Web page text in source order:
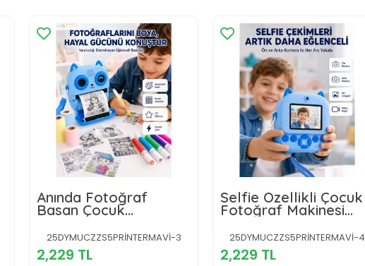
Anında Fotoğraf
Basan Çocuk
Kamerası Eğitici ve
Eğlenceli Termal
Yazıcılı
25DYMUCZZS5PRİNTERMAVİ-3
2,229 TL
Selfie Özellikli Çocuk
Fotoğraf Makinesi
Mürekkepsiz Termal
Baskı Teknolojisi
25DYMUCZZS5PRİNTERMAVİ-4
2,229 TL